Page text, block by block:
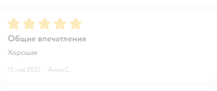
Рейтинг:5
Общие впечатления
Хорошая
12 мая 2025 · Анна С.